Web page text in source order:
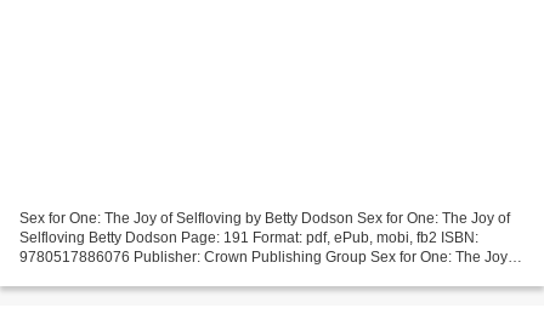
Sex for One: The Joy of Selfloving by Betty Dodson Sex for One: The Joy of
Selfloving Betty Dodson Page: 191 Format: pdf, ePub, mobi, fb2 ISBN:
9780517886076 Publisher: Crown Publishing Group Sex for One: The Joy of